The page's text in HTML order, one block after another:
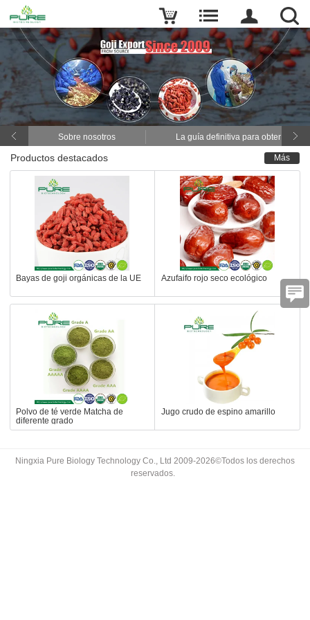
Sobre nosotros La guía definitiva para obtener
Más
Productos destacados
Bayas de goji orgánicas de la UE Azufaifo rojo seco ecológico
Polvo de té verde Matcha de
diferente grado
Jugo crudo de espino amarillo
Ningxia Pure Biology Technology Co., Ltd 2009-2026©Todos los derechos
reservados.